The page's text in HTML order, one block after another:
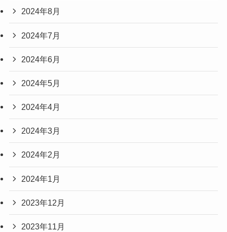
2024年8月
2024年7月
2024年6月
2024年5月
2024年4月
2024年3月
2024年2月
2024年1月
2023年12月
2023年11月